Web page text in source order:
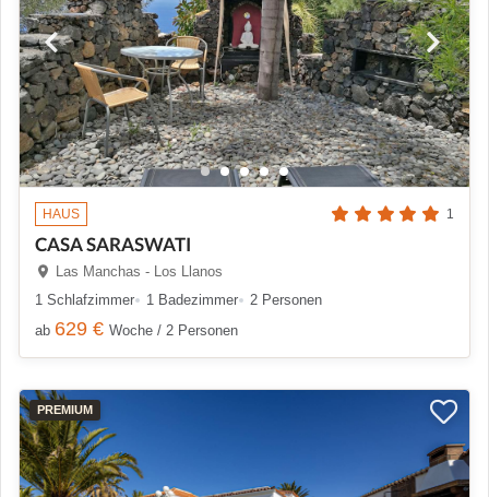
HAUS 1
CASA SARASWATI
Las Manchas - Los Llanos
1 Schlafzimmer
1 Badezimmer
2 Personen
ab 629 € Woche / 2 Personen
PREMIUM